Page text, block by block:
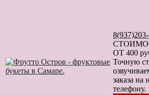
ОТ 400
Точную
заказа на
телефону.